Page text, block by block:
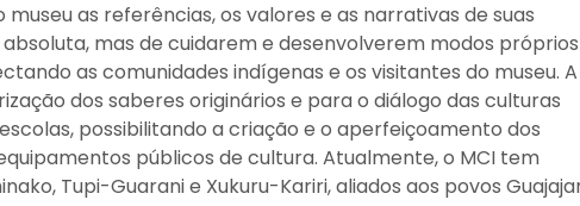
as referências, os valores e as narrativas de suas
mas de cuidarem e desenvolverem modos próprios
as comunidades indígenas e os visitantes do museu. A
dos saberes originários e para o diálogo das culturas
possibilitando a criação e o aperfeiçoamento dos
públicos de cultura. Atualmente, o MCI tem
Tupi-Guarani e Xukuru-Kariri, aliados aos povos